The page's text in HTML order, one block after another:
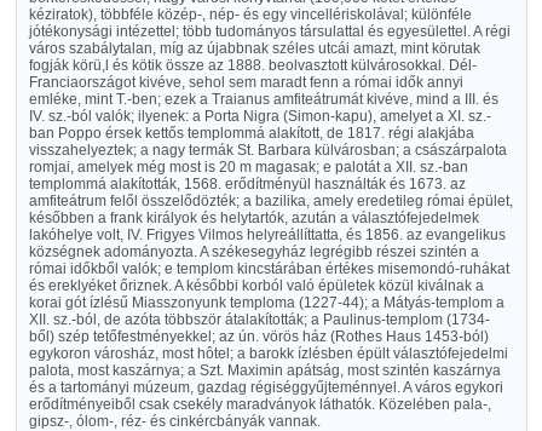
kéziratok), többféle közép-, nép- és egy vincellériskolával; különféle
jótékonysági intézettel; több tudományos társulattal és egyesülettel. A régi
város szabálytalan, míg az újabbnak széles utcái amazt, mint körutak
fogják körü,l és kötik össze az 1888. beolvasztott külvárosokkal. Dél-
Franciaországot kivéve, sehol sem maradt fenn a római idők annyi
emléke, mint T.-ben; ezek a Traianus amfiteátrumát kivéve, mind a III. és
IV. sz.-ból valók; ilyenek: a Porta Nigra (Simon-kapu), amelyet a XI. sz.-
ban Poppo érsek kettős templommá alakított, de 1817. régi alakjába
visszahelyeztek; a nagy termák St. Barbara külvárosban; a császárpalota
romjai, amelyek még most is 20 m magasak; e palotát a XII. sz.-ban
templommá alakították, 1568. erődítményül használták és 1673. az
amfiteátrum felől összelődözték; a bazilika, amely eredetileg római épület,
későbben a frank királyok és helytartók, azután a választófejedelmek
lakóhelye volt, IV. Frigyes Vilmos helyreállíttatta, és 1856. az evangelikus
községnek adományozta. A székesegyház legrégibb részei szintén a
római időkből valók; e templom kincstárában értékes misemondó-ruhákat
és ereklyéket őriznek. A későbbi korból való épületek közül kiválnak a
korai gót ízlésű Miasszonyunk temploma (1227-44); a Mátyás-templom a
XII. sz.-ból, de azóta többször átalakították; a Paulinus-templom (1734-
ből) szép tetőfestményekkel; az ún. vörös ház (Rothes Haus 1453-ból)
egykoron városház, most hôtel; a barokk ízlésben épült választófejedelmi
palota, most kaszárnya; a Szt. Maximin apátság, most szintén kaszárnya
és a tartományi múzeum, gazdag régiséggyűjteménnyel. A város egykori
erődítményeiből csak csekély maradványok láthatók. Közelében pala-,
gipsz-, ólom-, réz- és cinkércbányák vannak.